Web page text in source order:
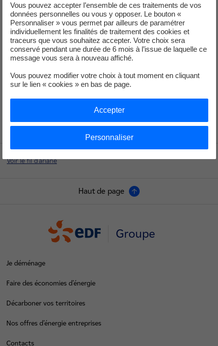
conséquence sur sa santé et ne nécessite pas de suivi médical
particulier. En raison du dépassement du quart de la limite annuelle
réglementaire, la direction de la centrale de Saint-Laurent a déclaré le
10 septembre 2024 à l’Autorité de sûreté nucléaire, un événement
significatif relatif à la radioprotection au niveau 1 de l’échelle INES qui
* Il y a contamination externe lorsque des particules radioactives sont
déposées sur la peau ou sur les vêtements sans avoir pénétré le corps.
Elle est éliminée par déshabillage ou par nettoyage à l’eau de la zone
Voir le fil d'ariane
Haut de page
Groupe
Je déménage
Faire des économies d’énergie
Décarboner vos territoires
Nos offres d’énergie entreprises
Contacts
Vous pouvez accepter l’ensemble de ces traitements de vos
données personnelles ou vous y opposer. Le bouton «
Personnaliser » vous permet par ailleurs de paramétrer
individuellement les finalités de traitement des cookies et
traceurs que vous souhaitez accepter. Votre choix sera
conservé pendant une durée de 6 mois à l’issue de laquelle ce
message vous sera à nouveau affiché.
Vous pouvez modifier votre choix à tout moment en cliquant
sur le lien « cookies » en bas de page.
Personnaliser
Accepter